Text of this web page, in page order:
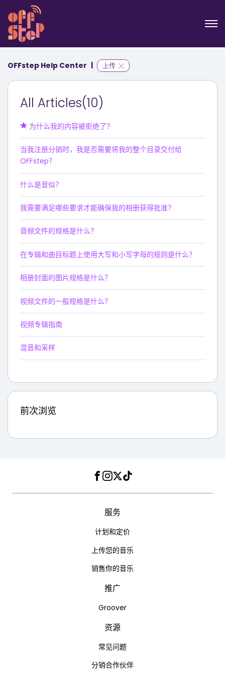
OFFstep Help Center 上传
All Articles(10)
为什么我的内容被拒绝了？
当我注册分销时，我是否需要将我的整个目录交付给
OFFstep？
什么是音似？
我需要满足哪些要求才能确保我的相册获得批准？
音频文件的规格是什么？
在专辑和曲目标题上使用大写和小写字母的规则是什么？
相册封面的图片规格是什么？
视频文件的一般规格是什么？
视频专辑指南
混音和采样
前次浏览
Facebook
Instagram
Twitter
TikTok
服务
计划和定价
上传您的音乐
销售你的音乐
推广
Groover
资源
常见问题
分销合作伙伴